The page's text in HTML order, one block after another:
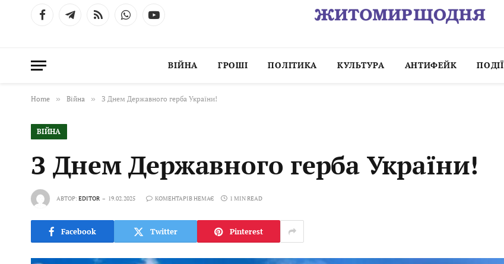
FacebookTelegramRSS WhatsAppYouTube
ВІЙНА ГРОШІ ПОЛІТИКА КУЛЬТУРА АНТИФЕЙК ПОДІЇ
Home » Війна » З Днем Державного герба України!
ВІЙНА
З Днем Державного герба України!
АВТОР:EDITOR 19.02.2025 КОМЕНТАРІВ НЕМАЄ 1 MIN READ
Facebook Twitter Pinterest